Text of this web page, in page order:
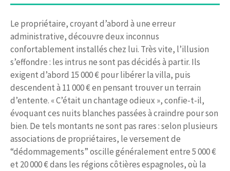
Le propriétaire, croyant d’abord à une erreur
administrative, découvre deux inconnus
confortablement installés chez lui. Très vite, l’illusion
s’effondre : les intrus ne sont pas décidés à partir. Ils
exigent d’abord 15 000 € pour libérer la villa, puis
descendent à 11 000 € en pensant trouver un terrain
d’entente. « C’était un chantage odieux », confie-t-il,
évoquant ces nuits blanches passées à craindre pour son
bien. De tels montants ne sont pas rares : selon plusieurs
associations de propriétaires, le versement de
“dédommagements” oscille généralement entre 5 000 €
et 20 000 € dans les régions côtières espagnoles, où la